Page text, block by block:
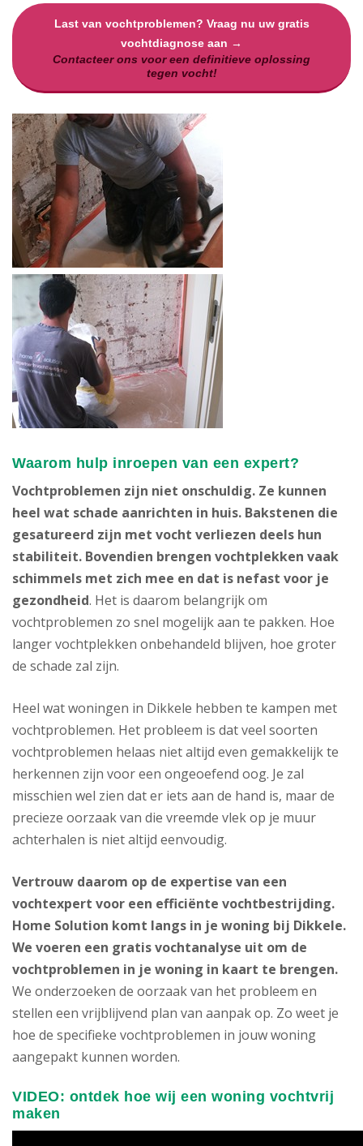
Last van vochtproblemen? Vraag nu uw gratis
vochtdiagnose aan →
Contacteer ons voor een definitieve oplossing
tegen vocht!
Waarom hulp inroepen van een expert?
Vochtproblemen zijn niet onschuldig. Ze kunnen
heel wat schade aanrichten in huis. Bakstenen die
gesatureerd zijn met vocht verliezen deels hun
stabiliteit. Bovendien brengen vochtplekken vaak
schimmels met zich mee en dat is nefast voor je
gezondheid. Het is daarom belangrijk om
vochtproblemen zo snel mogelijk aan te pakken. Hoe
langer vochtplekken onbehandeld blijven, hoe groter
de schade zal zijn.
Heel wat woningen in Dikkele hebben te kampen met
vochtproblemen. Het probleem is dat veel soorten
vochtproblemen helaas niet altijd even gemakkelijk te
herkennen zijn voor een ongeoefend oog. Je zal
misschien wel zien dat er iets aan de hand is, maar de
precieze oorzaak van die vreemde vlek op je muur
achterhalen is niet altijd eenvoudig.
Vertrouw daarom op de expertise van een
vochtexpert voor een efficiënte vochtbestrijding.
Home Solution komt langs in je woning bij Dikkele.
We voeren een gratis vochtanalyse uit om de
vochtproblemen in je woning in kaart te brengen.
We onderzoeken de oorzaak van het probleem en
stellen een vrijblijvend plan van aanpak op. Zo weet je
hoe de specifieke vochtproblemen in jouw woning
aangepakt kunnen worden.
VIDEO: ontdek hoe wij een woning vochtvrij
maken